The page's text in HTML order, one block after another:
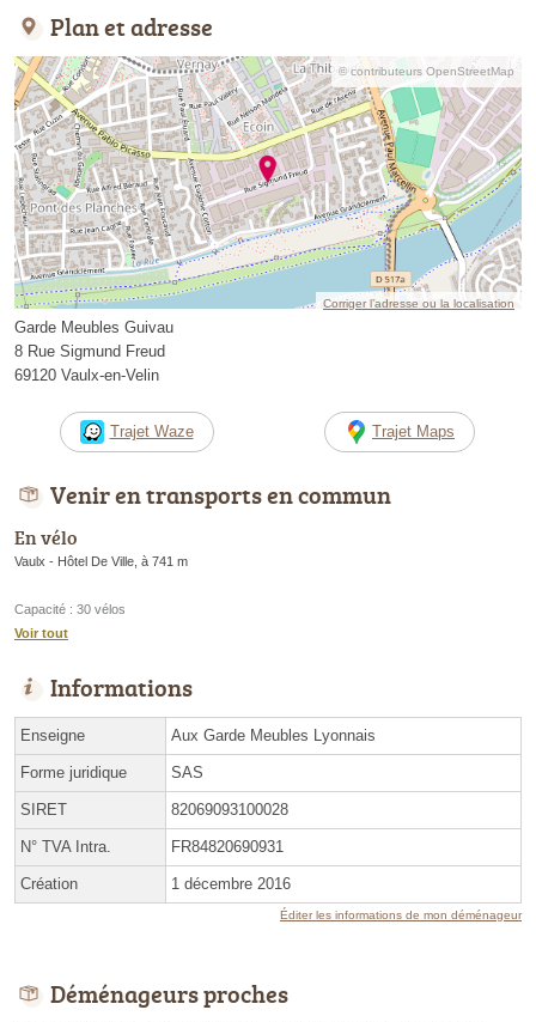
Plan et adresse
© contributeurs OpenStreetMap
Corriger l’adresse ou la localisation
Garde Meubles Guivau
8 Rue Sigmund Freud
69120 Vaulx-en-Velin
Trajet Waze Trajet Maps
Venir en transports en commun
En vélo
Vaulx - Hôtel De Ville, à 741 m
Capacité : 30 vélos
Voir tout
Informations
Enseigne Aux Garde Meubles Lyonnais
Forme juridique SAS
SIRET 82069093100028
N° TVA Intra. FR84820690931
Création 1 décembre 2016
Éditer les informations de mon déménageur
Déménageurs proches